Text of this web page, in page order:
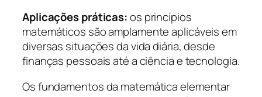
Aplicações práticas:os princípios
matemáticos são amplamente aplicáveis em
diversas situações da vida diária, desde
finanças pessoais até a ciência e tecnologia.
Os fundamentos da matemática elementar